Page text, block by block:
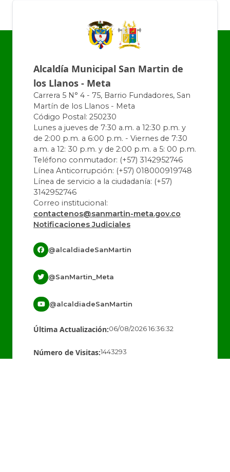
Alcaldía Municipal San Martin de
los Llanos - Meta
Carrera 5 N° 4 - 75, Barrio Fundadores, San
Martín de los Llanos - Meta
Código Postal: 250230
Lunes a jueves de 7:30 a.m. a 12:30 p.m. y
de 2:00 p.m. a 6:00 p.m. - Viernes de 7:30
a.m. a 12: 30 p.m. y de 2:00 p.m. a 5: 00 p.m.
Teléfono conmutador: (+57) 3142952746
Línea Anticorrupción: (+57) 018000919748
Línea de servicio a la ciudadanía: (+57)
3142952746
Correo institucional:
contactenos@sanmartin-meta.gov.co
Notificaciones Judiciales
@alcaldiadeSanMartin
@SanMartin_Meta
@alcaldiadeSanMartin
Última Actualización:06/08/2026 16:36:32
Número de Visitas:1443293